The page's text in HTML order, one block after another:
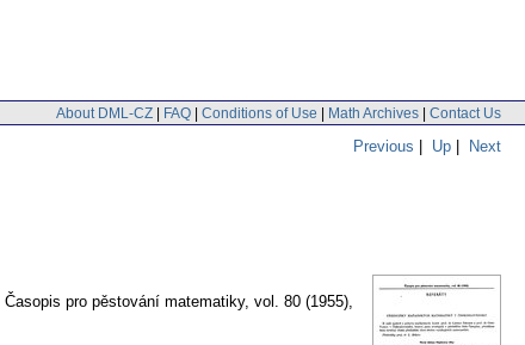
About DML-CZ | FAQ | Conditions of Use | Math Archives | Contact Us
Previous | Up | Next
Časopis pro pěstování matematiky, vol. 80 (1955),